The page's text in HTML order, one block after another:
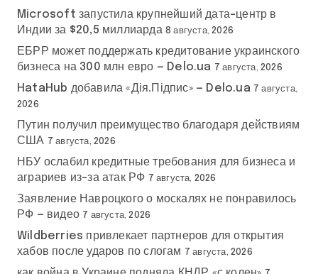
Microsoft запустила крупнейший дата-центр в
Индии за $20,5 миллиарда 8 августа, 2026
ЕБРР может поддержать кредитование украинского
бизнеса на 300 млн евро — Delo.ua 7 августа, 2026
HataHub добавила «Дія.Підпис» — Delo.ua 7 августа,
2026
Путин получил преимущество благодаря действиям
США 7 августа, 2026
НБУ ослабил кредитные требования для бизнеса и
аграриев из-за атак РФ 7 августа, 2026
Заявление Навроцкого о москалях не понравилось
РФ — видео 7 августа, 2026
Wildberries привлекает партнеров для открытия
хабов после ударов по слогам 7 августа, 2026